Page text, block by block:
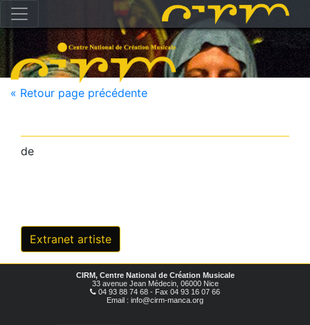
« Retour page précédente
de
Extranet artiste
CIRM, Centre National de Création Musicale
33 avenue Jean Médecin, 06000 Nice
04 93 88 74 68 - Fax 04 93 16 07 66
Email : info@cirm-manca.org